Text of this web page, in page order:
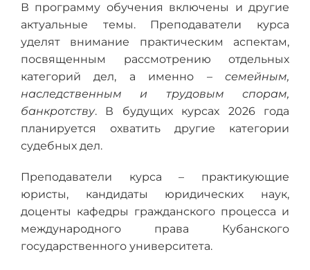
В программу обучения включены и другие
актуальные темы. Преподаватели курса
уделят внимание практическим аспектам,
посвященным рассмотрению отдельных
категорий дел, а именно – семейным,
наследственным и трудовым спорам,
банкротству. В будущих курсах 2026 года
планируется охватить другие категории
судебных дел.
Преподаватели курса – практикующие
юристы, кандидаты юридических наук,
доценты кафедры гражданского процесса и
международного права Кубанского
государственного университета.